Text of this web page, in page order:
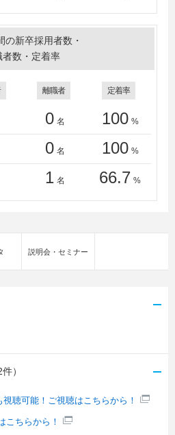
の新卒採用者数・
者数・定着率
離職者 定着率
0 名 100 %
0 名 100 %
1 名 66.7 %
説明会・セミナー
件）
視聴可能！ご視聴はこちらから！
こちらから！